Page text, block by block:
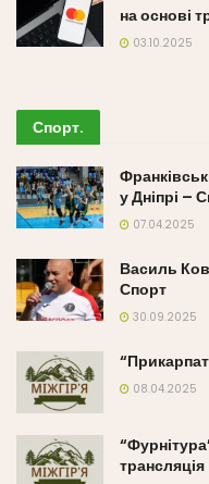
на основі
03.10.2025
Спорт.
у Дніпрі –
07.04.2025
Василь
Спорт
30.09.2025
08.04.2025